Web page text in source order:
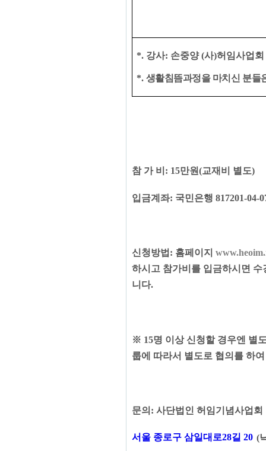
*. 강사: 손중양(사)허임사업
*. ​ 생활침뜸과정을 마치신 분들
참 가 비 : 15만원(교재비 별도)
입금계좌: 국민은행 817201-04-
신청방법 : 홈페이지
하시고 참가비를 입금하시면
니다.
※ 15명 이상 신청할 경우엔 별
룹에 따라서 별도로 협의를 하
문의 : 사단법인 허임기념사업회
서울 종로구 삼일대로28길 20 (